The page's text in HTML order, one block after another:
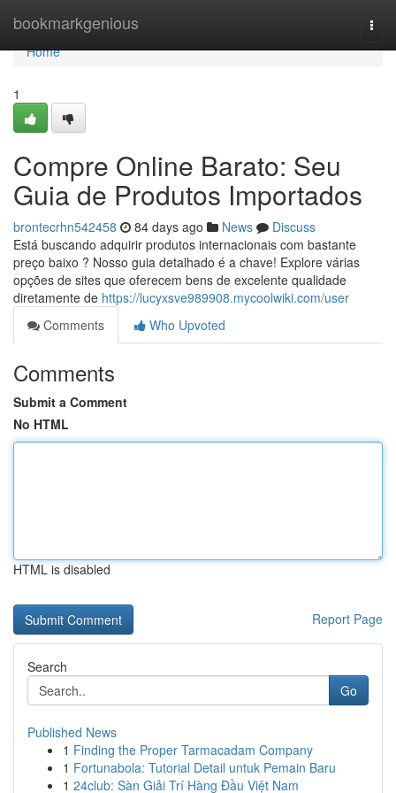
bookmarkgenious
Home
Home
1
Compre Online Barato: Seu
Guia de Produtos Importados
brontecrhn542458 84 days ago News
Discuss
Está buscando adquirir produtos internacionais com bastante
preço baixo ? Nosso guia detalhado é a chave! Explore várias
opções de sites que oferecem bens de excelente qualidade
diretamente de https://lucyxsve989908.mycoolwiki.com/user
Comments
Who Upvoted
Comments
Submit a Comment
No HTML
HTML is disabled
Report Page
Search
Go
Published News
1 Finding the Proper Tarmacadam Company
1 Fortunabola: Tutorial Detail untuk Pemain Baru
1 24club: Sàn Giải Trí Hàng Đầu Việt Nam